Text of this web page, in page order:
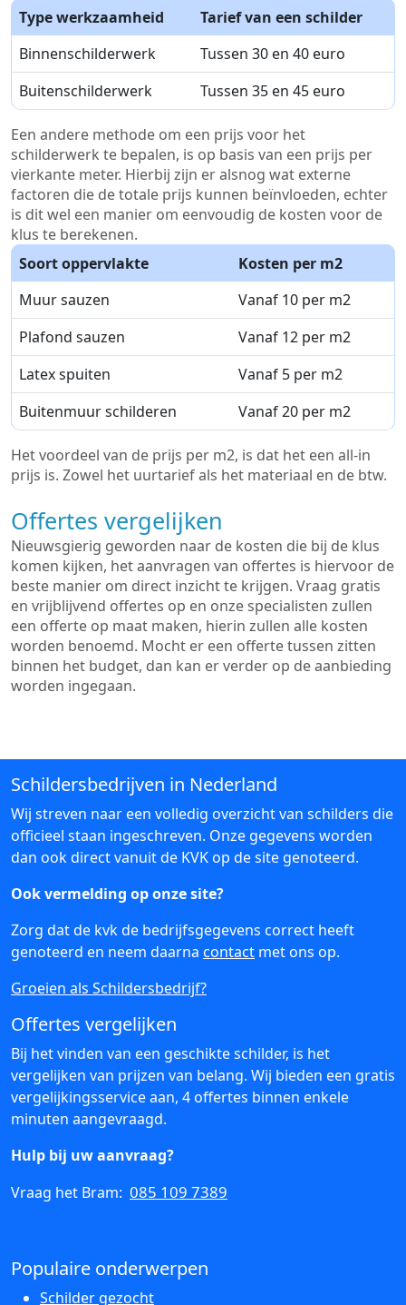
Type werkzaamheid
Tarief van een schilder
Binnenschilderwerk
Tussen 30 en 40 euro
Buitenschilderwerk
Tussen 35 en 45 euro
Een andere methode om een prijs voor het
schilderwerk te bepalen, is op basis van een prijs per
vierkante meter. Hierbij zijn er alsnog wat externe
factoren die de totale prijs kunnen beïnvloeden, echter
is dit wel een manier om eenvoudig de kosten voor de
klus te berekenen.
Soort oppervlakte
Kosten per m2
Muur sauzen
Vanaf 10 per m2
Plafond sauzen
Vanaf 12 per m2
Latex spuiten
Vanaf 5 per m2
Buitenmuur schilderen
Vanaf 20 per m2
Het voordeel van de prijs per m2, is dat het een all-in
prijs is. Zowel het uurtarief als het materiaal en de btw.
Offertes vergelijken
Nieuwsgierig geworden naar de kosten die bij de klus
komen kijken, het aanvragen van offertes is hiervoor de
beste manier om direct inzicht te krijgen. Vraag gratis
en vrijblijvend offertes op en onze specialisten zullen
een offerte op maat maken, hierin zullen alle kosten
worden benoemd. Mocht er een offerte tussen zitten
binnen het budget, dan kan er verder op de aanbieding
worden ingegaan.
Schildersbedrijven in Nederland
Wij streven naar een volledig overzicht van schilders die
officieel staan ingeschreven. Onze gegevens worden
dan ook direct vanuit de KVK op de site genoteerd.
Ook vermelding op onze site?
Zorg dat de kvk de bedrijfsgegevens correct heeft
genoteerd en neem daarna contact met ons op.
Groeien als Schildersbedrijf?
Offertes vergelijken
Bij het vinden van een geschikte schilder, is het
vergelijken van prijzen van belang. Wij bieden een gratis
vergelijkingsservice aan, 4 offertes binnen enkele
minuten aangevraagd.
Hulp bij uw aanvraag?
Vraag het Bram: 085 109 7389
Populaire onderwerpen
Schilder gezocht